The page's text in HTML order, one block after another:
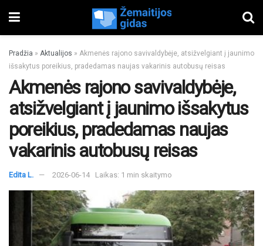
Pradžia » Aktualijos » Akmenės rajono savivaldybėje, atsižvelgiant į jaunimo
išsakytus poreikius, pradedamas naujas vakarinis autobusų reisas
Akmenės rajono savivaldybėje,
atsižvelgiant į jaunimo išsakytus
poreikius, pradedamas naujas
vakarinis autobusų reisas
Edita L. 2026-06-14 Laikas: 1 min skaitymo